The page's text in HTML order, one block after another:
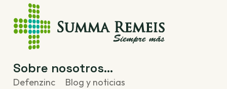
Sobre nosotros...
Defenzinc
Blog y noticias